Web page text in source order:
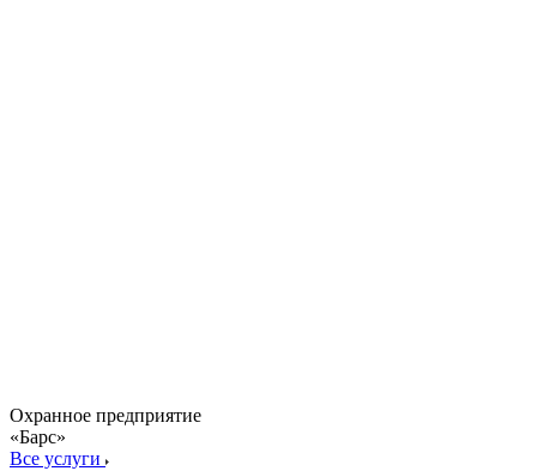
Охранное предприятие
«Барс»
Все услуги